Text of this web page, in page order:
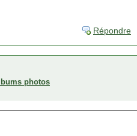
Répondre
photos